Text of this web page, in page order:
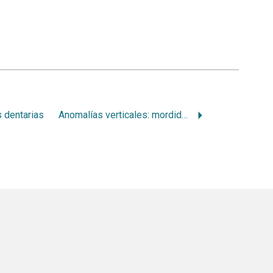
dentarias Anomalías verticales: mordida abierta: diagnóstico y pronóstico